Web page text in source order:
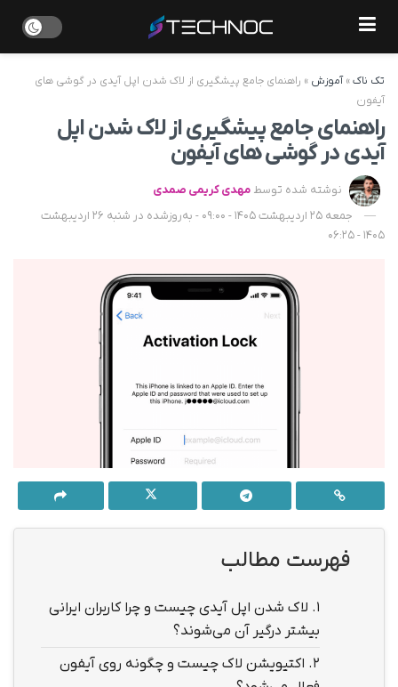
تک ناک»آموزش » راهنمای جامع پیشگیری از لاک شدن اپل آیدی در گوشی های
آیفون
راهنمای جامع پیشگیری از لاک شدن اپل
آیدی در گوشی های آیفون
نوشته شده توسط مهدی کریمی صمدی
جمعه 25 اردیبهشت 1405 - 09:00 - به‌روزشده در شنبه 26 اردیبهشت
1405 - 06:25
فهرست مطالب
1. لاک شدن اپل آیدی چیست و چرا کاربران ایرانی
بیشتر درگیر آن می‌شوند؟
2. اکتیویشن لاک چیست و چگونه روی آیفون